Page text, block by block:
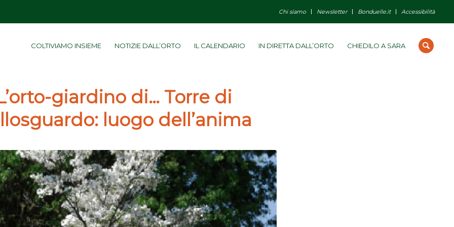
Chi siamo Newsletter Bonduelle.it Accessibilità
COLTIVIAMO INSIEME NOTIZIE DALL’ORTO IL CALENDARIO IN DIRETTA DALL’ORTO CHIEDILO A SARA
giardino di… Torre di
luogo dell’anima